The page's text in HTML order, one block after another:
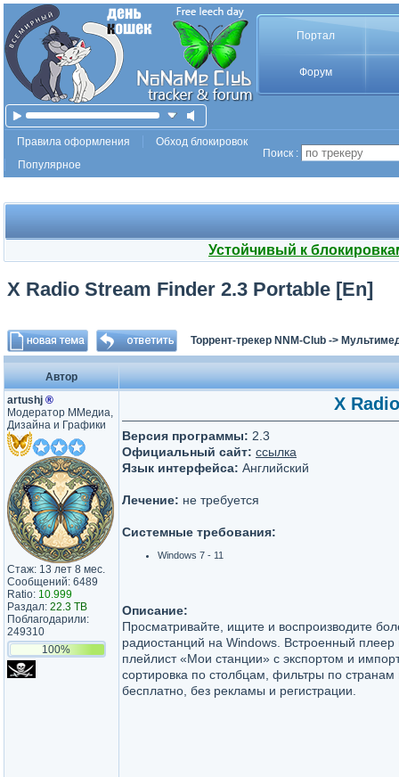
Портал
Форум
Правила оформления
Обход блокировок
Популярное
Поиск :
Устойчивый к
X Radio Stream Finder 2.3 Portable [En]
Торрент-трекер NNM-Club ->
Автор
artushj ®
Модератор ММедиа,
Дизайна и Графики
Стаж: 13 лет 8 мес.
Сообщений: 6489
Ratio: 10.999
Раздал: 22.3 TB
Поблагодарили:
249310
100%
X
Версия программы: 2.3
Официальный сайт: ссылка
Язык интерфейса: Английский
Лечение: не требуется
Системные требования:
Windows 7 - 11
Описание:
Просматривайте, ищите и воспроизводите
радиостанций на Windows. Встроенный плеер
плейлист «Мои станции» с экспортом и
сортировка по столбцам, фильтры по
бесплатно, без рекламы и регистрации.